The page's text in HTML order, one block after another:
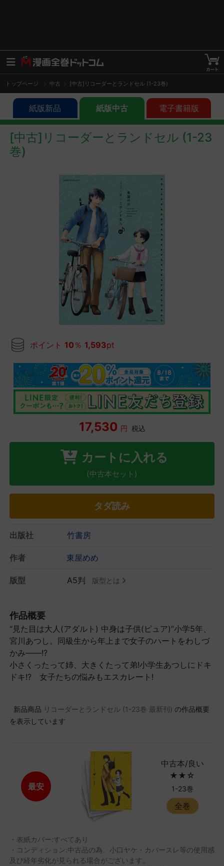
トップページ 中古 [中古]リコーダーとランドセル (1-23巻)
紙版新品 紙版中古 電子書籍版
[中古]リコーダーとランドセル (1-23
巻)
ポイント 10 ％ 1,593pt
17,530 円 税込
カートに入れる
(中古本セット)
タダ読み
出版社 竹書房
作者 東屋めめ
版型 A5判 版型とは
作品概要
“見た目は大人(アダルト) 中身は子供(ピュア)”小学5年、
宮川あつし。同級生から年上まで女子のハートをわしづ
かみ――!?
小さくったって姉、大きくたって弟!小学生あつしにドキ
ドキ!? 女子たちの悩みもエスカレート!
新品商品 リコーダーとランドセル (1-23巻 最新刊) の作品概要
を表示しています
最安
中古本/良い
★★☆
1-23巻
全巻
・表紙カバー:すべてあり
・コンディション:中古品の為、小口ヤケ・カバースレ等の使用感
及び経年劣化が見られる場合がございます。